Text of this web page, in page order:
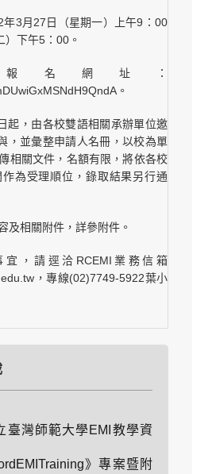
年3月27日（星期一）上午9：00
）下午5：00。
名網址：
。
起，由各校雙語相關承辦單位邀
，並彙整申請人名冊，以校為單
相關文件，名額有限，將依各校
為受理順位，錄取結果另行通
及相關附件，詳參附件。
，請逕洽RCEMI業務信箱
，專線(02)7749-5922葉小
臺灣師範大學EMI教學資
》專案暨附